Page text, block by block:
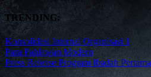
TRENDING:
Konsolidasi Internal Organisasi 1
Para Pahlawan Modern
Press Release Program Ibadah Pertama